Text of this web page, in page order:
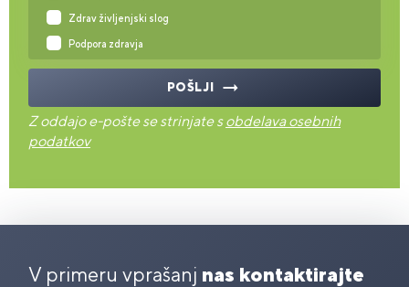
Zdrav življenjski slog
Podpora zdravja
POŠLJI
Z oddajo e-pošte se strinjate sobdelava osebnih
podatkov
V primeru vprašanj nas kontaktirajte